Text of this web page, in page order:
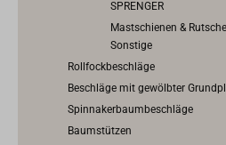
SPRENGER
Mastschienen &
Sonstige
Rollfockbeschläge
Beschläge mit gewölbter
Spinnakerbaumbeschläge
Baumstützen